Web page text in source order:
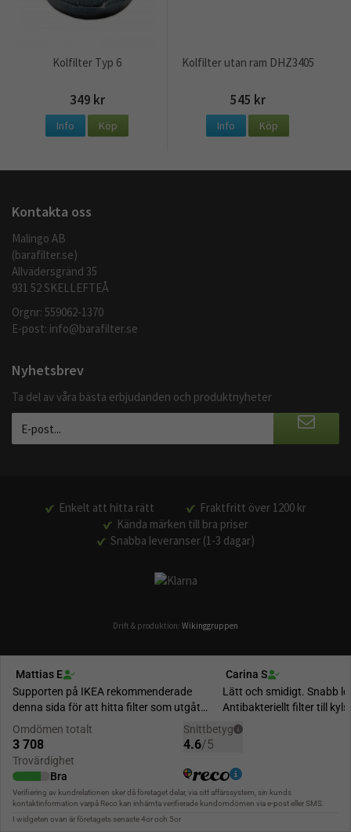
Kolfilter Typ 6
349 kr
Info Köp
Kolfilter utan ram DHZ3405
545 kr
Info Köp
Kontakta oss
Malingo AB
(barafilter.se)
Allvädersgränd 35
931 52 SKELLEFTEÅ
Orgnr: 559062-1370
E-post: info@barafilter.se
Nyhetsbrev
Ta del av våra bästa erbjudanden och produktnyheter
Enkelt att hitta rätt
Fraktfritt över 1200 kr
Kända märken till bra priser
Snabba leveranser (1-3 dagar)
Drift & produktion: Wikinggruppen